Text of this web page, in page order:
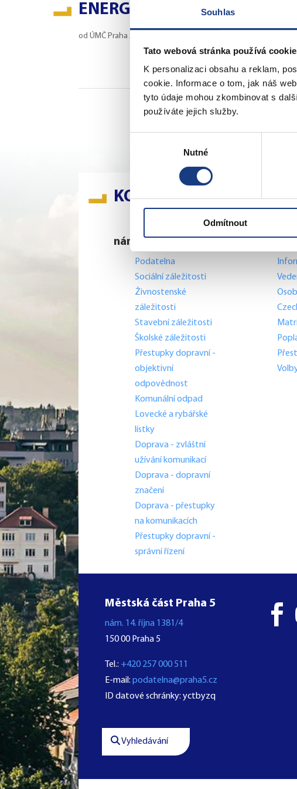
Souhlas
Tato webová stránka používá
K personalizaci obsahu a reklam,
cookie. Informace o tom, jak náš
tyto údaje mohou zkombinovat s
používáte jejich služby.
Nutné
Odmítnout
ENERGETIKA
odÚMČ Praha 5 - KST
KONTAKTY
nám. 14. října 4
Podatelna
Sociální záležitosti
Živnostenské
záležitosti
Stavební záležitosti
Školské záležitosti
Přestupky dopravní -
objektivní
odpovědnost
Komunální odpad
Lovecké a rybářské
lístky
Doprava - zvláštní
užívání komunikací
Doprava - dopravní
značení
Doprava - přestupky
na komunikacích
Přestupky dopravní -
správní řízení
Městská část Praha 5
nám. 14. října 1381/4
150 00 Praha 5
Tel.: +420 257 000 511
E-mail:podatelna@praha5.cz
ID datové schránky: yctbyzq
Vyhledávání
